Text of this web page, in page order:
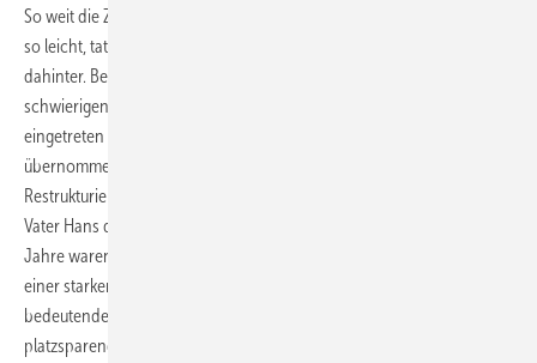
So weit die Zahlen und markanten Eckpunkte. Das liest sich jetzt alles
so leicht, tatsächlich steckt aber harte und ausdauernde Arbeit
dahinter. Bereits 1979, als sich Viessmann in einer wirtschaftlich
schwierigen Lage befand, war Martin Viessmann ins Unternehmen
eingetreten und hatte als kaufmännischer Leiter Verantwortung
übernommen, indem er die notwendige wirtschaftliche
Restrukturierung maßgeblich vorangetrieben hatte, während sein
Vater Hans die technische Leitung inne hatte. Die frühen 1990er-
Jahre waren, nach dem Boom der Wendezeit, einerseits geprägt von
einer starken Öffnung Osteuropas, andererseits von einem
bedeutenden Strukturwandel ⎯ vom bodenstehenden zum
platzsparenden wandhängenden Kessel, von Heizwert- auf